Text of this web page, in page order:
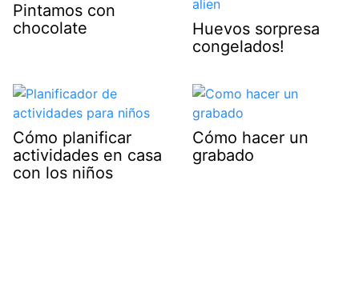
Pintamos con
chocolate
Huevos sorpresa
congelados!
Cómo planificar
actividades en casa
con los niños
Cómo hacer un
grabado